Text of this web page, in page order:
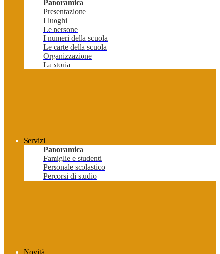
Panoramica
Presentazione
I luoghi
Le persone
I numeri della scuola
Le carte della scuola
Organizzazione
La storia
Servizi
Panoramica
Famiglie e studenti
Personale scolastico
Percorsi di studio
Novità